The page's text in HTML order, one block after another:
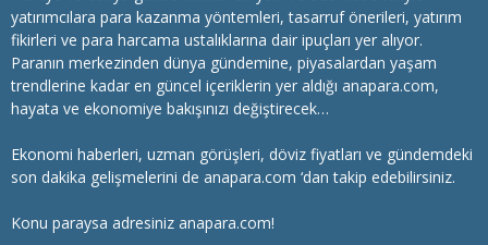
yatırımcılara para kazanma yöntemleri, tasarruf önerileri, yatırım
fikirleri ve para harcama ustalıklarına dair ipuçları yer alıyor.
Paranın merkezinden dünya gündemine, piyasalardan yaşam
trendlerine kadar en güncel içeriklerin yer aldığı anapara.com,
hayata ve ekonomiye bakışınızı değiştirecek…
Ekonomi haberleri, uzman görüşleri, döviz fiyatları ve gündemdeki
son dakika gelişmelerini de anapara.com ‘dan takip edebilirsiniz.
Konu paraysa adresiniz anapara.com!